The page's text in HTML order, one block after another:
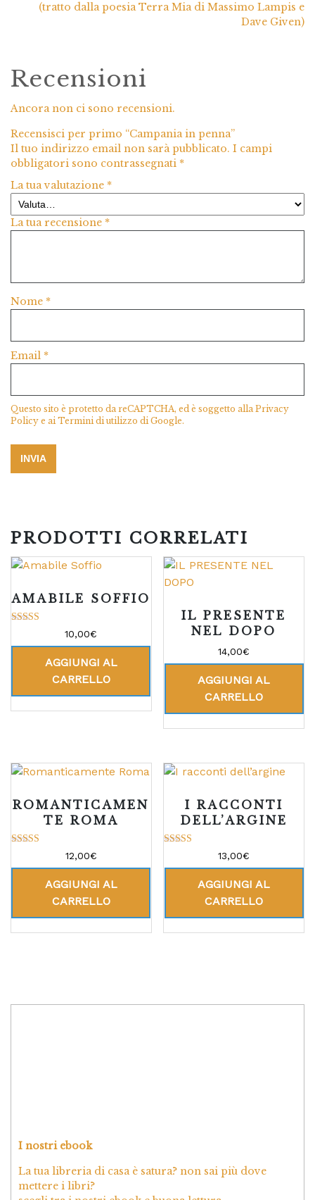
(tratto dalla poesia Terra Mia di Massimo Lampis e
Dave Given)
Recensioni
Ancora non ci sono recensioni.
Recensisci per primo “Campania in penna”
Il tuo indirizzo email non sarà pubblicato. I campi
obbligatori sono contrassegnati *
La tua valutazione *
La tua recensione *
Nome *
Email *
Questo sito è protetto da reCAPTCHA, ed è soggetto allaPrivacy
Policy e aiTermini di utilizzo di Google.
PRODOTTI CORRELATI
AMABILE SOFFIO
su 5
10,00€
AGGIUNGI AL
CARRELLO
IL PRESENTE
NEL DOPO
14,00€
AGGIUNGI AL
CARRELLO
ROMANTICAMEN
TE ROMA
su 5
12,00€
AGGIUNGI AL
CARRELLO
I RACCONTI
DELL’ARGINE
su 5
13,00€
AGGIUNGI AL
CARRELLO
I nostri ebook
La tua libreria di casa è satura? non sai più dove
mettere i libri?